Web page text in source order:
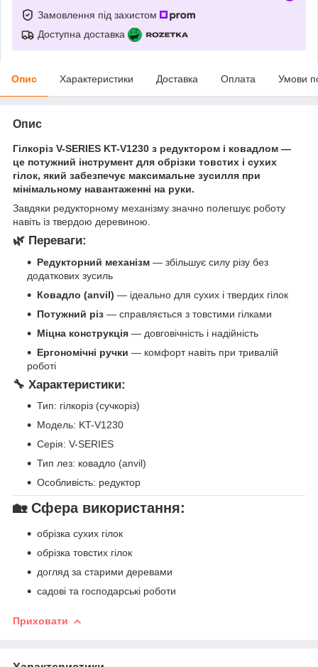
Замовлення під захистом
Доступна доставка
Опис Характеристики Доставка Оплата Умови
Опис
Гілкоріз V-SERIES KT-V1230 з редуктором і ковадлом —
це потужний інструмент для обрізки товстих і сухих
гілок, який забезпечує максимальне зусилля при
мінімальному навантаженні на руки.
Завдяки редукторному механізму значно полегшує роботу
навіть із твердою деревиною.
🌿 Переваги:
Редукторний механізм — збільшує силу різу без
додаткових зусиль
Ковадло (anvil) — ідеально для сухих і твердих гілок
Потужний різ — справляється з товстими гілками
Міцна конструкція — довговічність і надійність
Ергономічні ручки — комфорт навіть при тривалій
роботі
🔧 Характеристики:
Тип: гілкоріз (сучкоріз)
Модель: KT-V1230
Серія: V-SERIES
Тип лез: ковадло (anvil)
Особливість: редуктор
🏡 Сфера використання:
обрізка сухих гілок
обрізка товстих гілок
догляд за старими деревами
садові та господарські роботи
Приховати